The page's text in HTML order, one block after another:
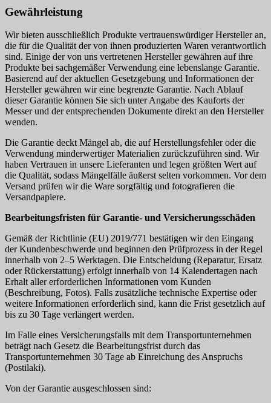
Gewährleistung
Wir bieten ausschließlich Produkte vertrauenswürdiger Hersteller an,
die für die Qualität der von ihnen produzierten Waren verantwortlich
sind. Einige der von uns vertretenen Hersteller gewähren auf ihre
Produkte bei sachgemäßer Verwendung eine lebenslange Garantie.
Basierend auf der aktuellen Gesetzgebung und Informationen der
Hersteller gewähren wir eine begrenzte Garantie. Nach Ablauf
dieser Garantie können Sie sich unter Angabe des Kauforts der
Messer und der entsprechenden Dokumente direkt an den Hersteller
wenden.
Die Garantie deckt Mängel ab, die auf Herstellungsfehler oder die
Verwendung minderwertiger Materialien zurückzuführen sind. Wir
haben Vertrauen in unsere Lieferanten und legen größten Wert auf
die Qualität, sodass Mängelfälle äußerst selten vorkommen. Vor dem
Versand prüfen wir die Ware sorgfältig und fotografieren die
Versandpapiere.
Bearbeitungsfristen für Garantie- und Versicherungsschäden
Gemäß der Richtlinie (EU) 2019/771 bestätigen wir den Eingang
der Kundenbeschwerde und beginnen den Prüfprozess in der Regel
innerhalb von 2–5 Werktagen. Die Entscheidung (Reparatur, Ersatz
oder Rückerstattung) erfolgt innerhalb von 14 Kalendertagen nach
Erhalt aller erforderlichen Informationen vom Kunden
(Beschreibung, Fotos). Falls zusätzliche technische Expertise oder
weitere Informationen erforderlich sind, kann die Frist gesetzlich auf
bis zu 30 Tage verlängert werden.
Im Falle eines Versicherungsfalls mit dem Transportunternehmen
beträgt nach Gesetz die Bearbeitungsfrist durch das
Transportunternehmen 30 Tage ab Einreichung des Anspruchs
(Postilaki).
Von der Garantie ausgeschlossen sind: